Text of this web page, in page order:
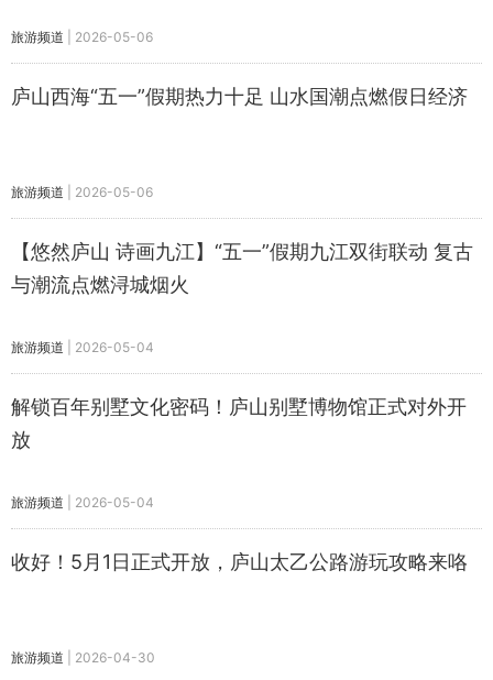
旅游频道 2026-05-06
庐山西海“五一”假期热力十足 山水国潮点燃假日经济
旅游频道 2026-05-06
【悠然庐山 诗画九江】“五一”假期九江双街联动 复古
与潮流点燃浔城烟火
旅游频道 2026-05-04
解锁百年别墅文化密码！庐山别墅博物馆正式对外开
放
旅游频道 2026-05-04
收好！5月1日正式开放，庐山太乙公路游玩攻略来咯
旅游频道 2026-04-30